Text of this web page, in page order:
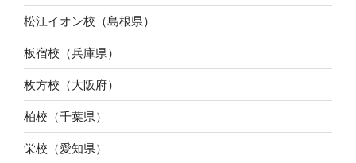
松江イオン校（島根県）
板宿校（兵庫県）
枚方校（大阪府）
柏校（千葉県）
栄校（愛知県）